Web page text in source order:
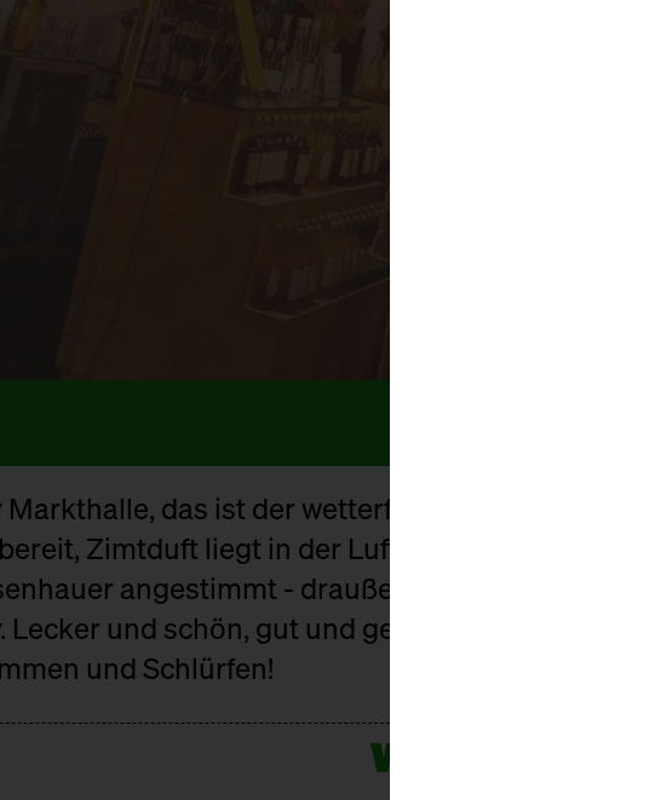
Markthalle, das ist der wetterfeste
Zimtduft liegt in der Luft und innerlich
angestimmt - draußen wird's kalt und die
Lecker und schön, gut und gesellig – ein
und Schlürfen!
WAS GIBT'S?